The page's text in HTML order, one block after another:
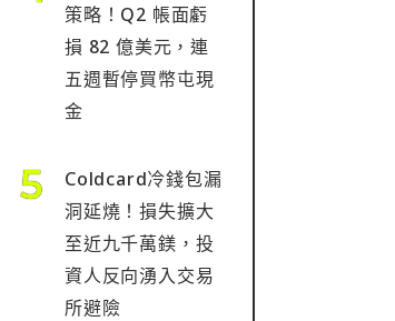
策略！Q2 帳面虧
損 82 億美元，連
五週暫停買幣屯現
金
Coldcard冷錢包漏
洞延燒！損失擴大
至近九千萬鎂，投
資人反向湧入交易
所避險